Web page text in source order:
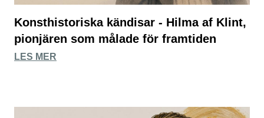
Konsthistoriska kändisar - Hilma af Klint,
pionjären som målade för framtiden
LES MER